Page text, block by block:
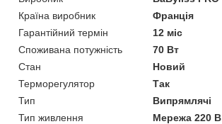
Країна виробник
Франція
Гарантійний термін
12 міс
Споживана потужність
70 Вт
Стан
Новий
Терморегулятор
Так
Тип
Випрямлячі
Тип живлення
Мережа 220 В